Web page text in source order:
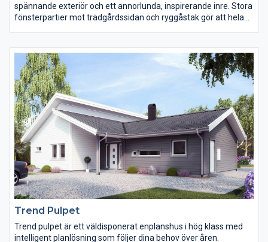
spännande exteriör och ett annorlunda, inspirerande inre. Stora
fönsterpartier mot trädgårdssidan och ryggåstak gör att hela
entrésida och trädgård.
Trend Pulpet
Trend pulpet är ett väldisponerat enplanshus i hög klass med
intelligent planlösning som följer dina behov över åren.